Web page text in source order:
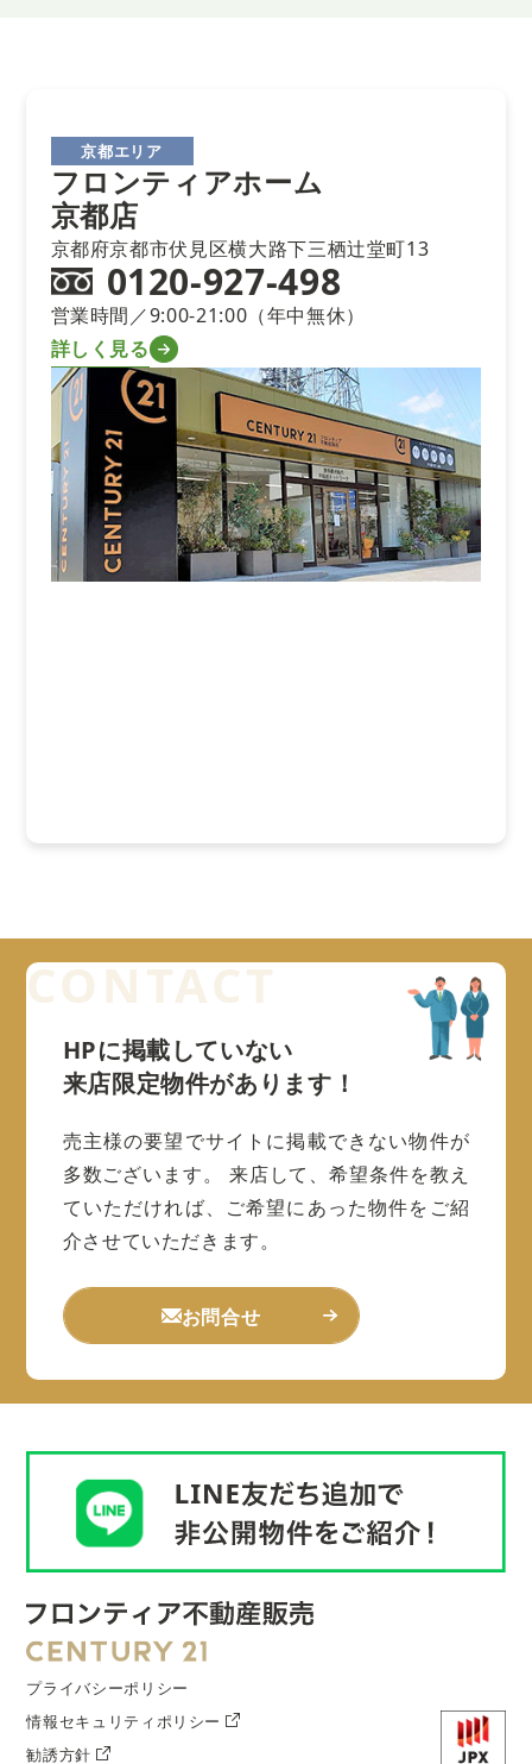
京都エリア
フロンティアホーム
京都店
京都府京都市伏見区横大路下三栖辻堂町13
0120-927-498
営業時間／9:00-21:00（年中無休）
詳しく見る
HPに掲載していない
来店限定物件があります！
売主様の要望でサイトに掲載できない物件が
多数ございます。
来店して、希望条件を教え
ていただければ、ご希望にあった物件をご紹
介させていただきます。
お問合せ
プライバシーポリシー
情報セキュリティポリシー
勧誘方針